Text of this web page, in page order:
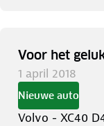
Voor het
1 april 2018
Nieuwe auto
Volvo - XC40